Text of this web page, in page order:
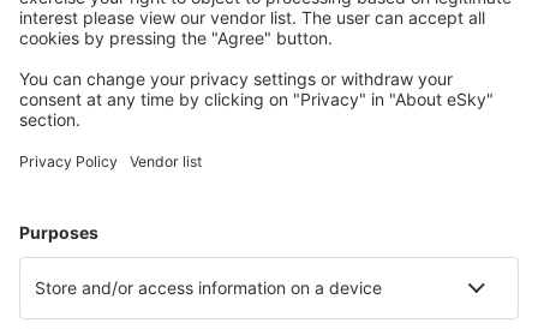
Cazarea preferată
Alege din peste 1,3 mil. de opţiuni: hoteluri, cabane,
Cele mai căutate cazări de către utilizatorii eSky
Cazare în Marbella
Cazare în Barcelona Cazare în Malaga